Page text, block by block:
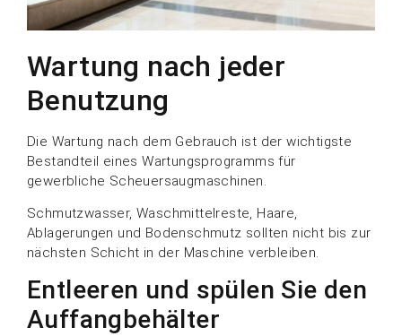
Wartung nach jeder
Benutzung
Die Wartung nach dem Gebrauch ist der wichtigste
Bestandteil eines Wartungsprogramms für
gewerbliche Scheuersaugmaschinen.
Schmutzwasser, Waschmittelreste, Haare,
Ablagerungen und Bodenschmutz sollten nicht bis zur
nächsten Schicht in der Maschine verbleiben.
Entleeren und spülen Sie den
Auffangbehälter